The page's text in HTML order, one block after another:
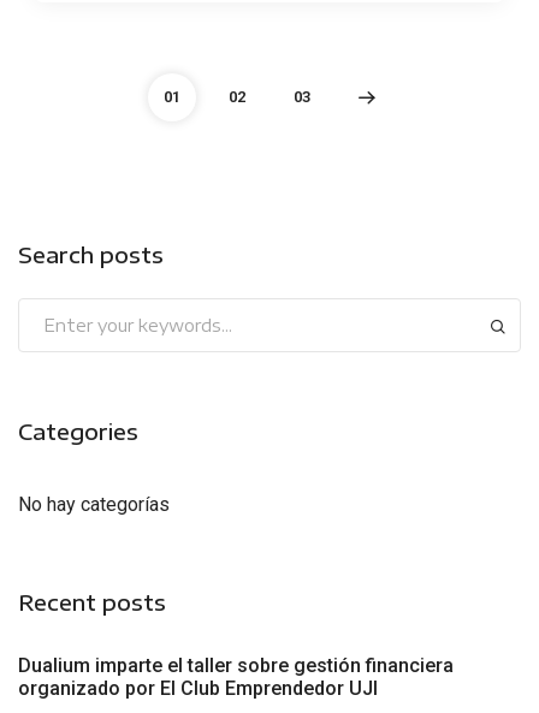
01 02 03
Search posts
Categories
No hay categorías
Recent posts
Dualium imparte el taller sobre gestión financiera
organizado por El Club Emprendedor UJI